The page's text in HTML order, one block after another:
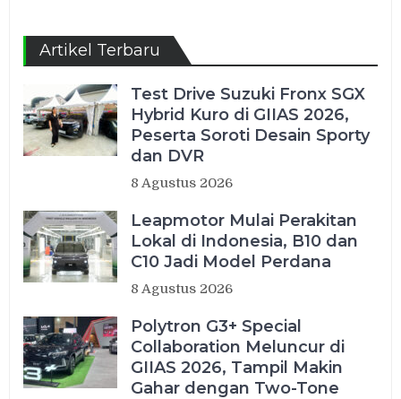
Artikel Terbaru
Test Drive Suzuki Fronx SGX
Hybrid Kuro di GIIAS 2026,
Peserta Soroti Desain Sporty
dan DVR
8 Agustus 2026
Leapmotor Mulai Perakitan
Lokal di Indonesia, B10 dan
C10 Jadi Model Perdana
8 Agustus 2026
Polytron G3+ Special
Collaboration Meluncur di
GIIAS 2026, Tampil Makin
Gahar dengan Two-Tone